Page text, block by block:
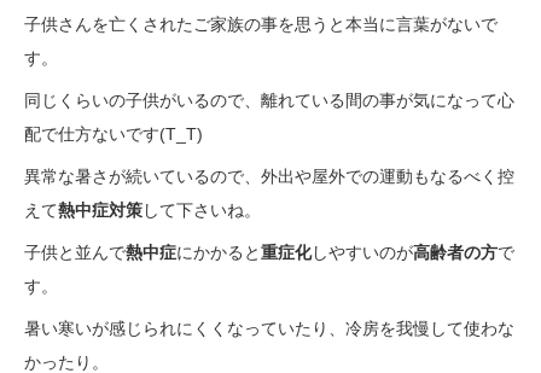
子供さんを亡くされたご家族の事を思うと本当に言葉がないで
す。
同じくらいの子供がいるので、離れている間の事が気になって心
配で仕方ないです(T_T)
異常な暑さが続いているので、外出や屋外での運動もなるべく控
えて熱中症対策して下さいね。
子供と並んで熱中症にかかると重症化しやすいのが高齢者の方で
す。
暑い寒いが感じられにくくなっていたり、冷房を我慢して使わな
かったり。